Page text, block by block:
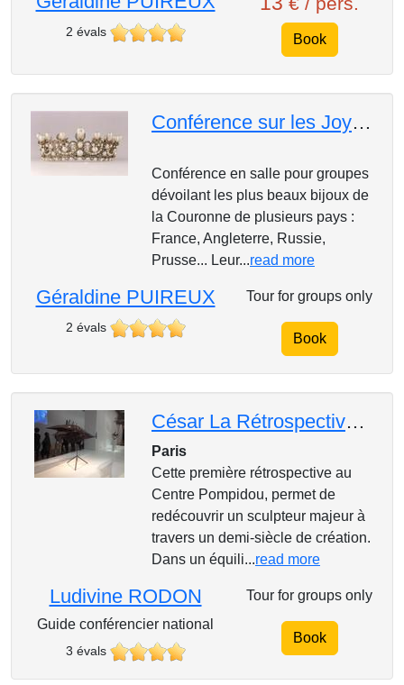
2 évals Book
Conférence sur les Joyaux de la Couronne : diamants, colliers, mystères, gloires et malédictions...
Conférence en salle pour groupes
dévoilant les plus beaux bijoux de
la Couronne de plusieurs pays :
France, Angleterre, Russie,
Prusse... Leur...read more
Géraldine PUIREUX
2 évals
Tour for groups only
Book
César La Rétrospective au Musée Pompidou jusqu'au 26 mars 2018 seulement !
Paris
Cette première rétrospective au
Centre Pompidou, permet de
redécouvrir un sculpteur majeur à
travers un demi-siècle de création.
Dans un équili...read more
Ludivine RODON
Guide conférencier national
3 évals
Tour for groups only
Book